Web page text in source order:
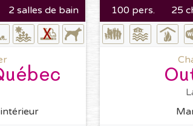
2 salles de bain 100 pers. 25